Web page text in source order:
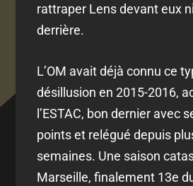
rattraper Lens devant eux
derrière.
L’OM avait déjà connu ce
désillusion en 2015-2016,
l’ESTAC, bon dernier avec
points et relégué depuis
semaines. Une saison
Marseille, finalement 13e